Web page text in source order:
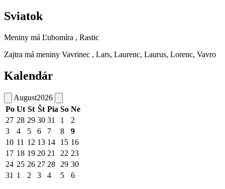
Sviatok
Meniny má Ľubomíra , Rastic
Zajtra má meniny Vavrinec , Lars, Laurenc, Laurus, Lorenc, Vavro
Kalendár
August2026
Po Ut St Št Pia So Ne
27 28 29 30 31 1
2
3
4 5 6 7 8
9
10 11 12 13 14 15 16
17 18 19 20 21 22 23
24 25 26 27 28 29 30
31 1 2 3 4 5 6